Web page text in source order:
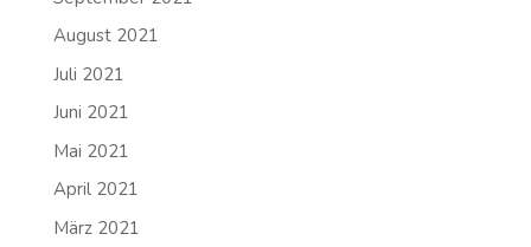
August 2021
Juli 2021
Juni 2021
Mai 2021
April 2021
März 2021